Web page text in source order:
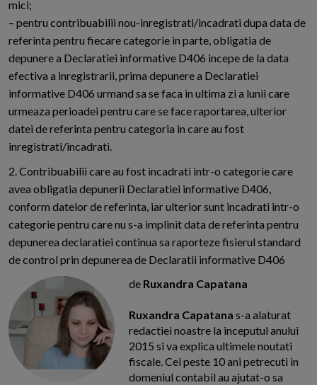
mici;
– pentru contribuabilii nou-inregistrati/incadrati dupa data de
referinta pentru fiecare categorie in parte, obligatia de
depunere a Declaratiei informative D406 incepe de la data
efectiva a inregistrarii, prima depunere a Declaratiei
informative D406 urmand sa se faca in ultima zi a lunii care
urmeaza perioadei pentru care se face raportarea, ulterior
datei de referinta pentru categoria in care au fost
inregistrati/incadrati.
2. Contribuabilii care au fost incadrati intr-o categorie care
avea obligatia depunerii Declaratiei informative D406,
conform datelor de referinta, iar ulterior sunt incadrati intr-o
categorie pentru care nu s-a implinit data de referinta pentru
depunerea declaratiei continua sa raporteze fisierul standard
de control prin depunerea de Declaratii informative D406
de Ruxandra Capatana
Ruxandra Capatana s-a alaturat
redactiei noastre la inceputul anului
2015 si va explica ultimele noutati
fiscale. Cei peste 10 ani petrecuti in
domeniul contabil au ajutat-o sa